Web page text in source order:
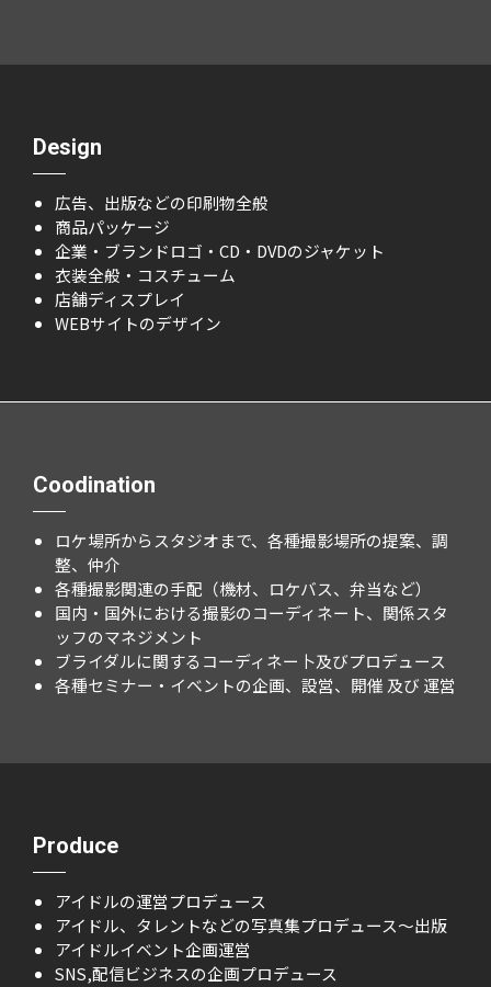
Design
広告、出版などの印刷物全般
商品パッケージ
企業・ブランドロゴ・CD・DVDのジャケット
衣装全般・コスチューム
店舗ディスプレイ
WEBサイトのデザイン
Coodination
ロケ場所からスタジオまで、各種撮影場所の提案、調
整、仲介
各種撮影関連の手配（機材、ロケバス、弁当など）
国内・国外における撮影のコーディネート、関係スタ
ッフのマネジメント
ブライダルに関するコーディネー卜及びプロデュース
各種セミナー・イベントの企画、設営、開催 及び 運営
Produce
アイドルの運営プロデュース
アイドル、タレントなどの写真集プロデュース～出版
アイドルイベント企画運営
SNS,配信ビジネスの企画プロデュース